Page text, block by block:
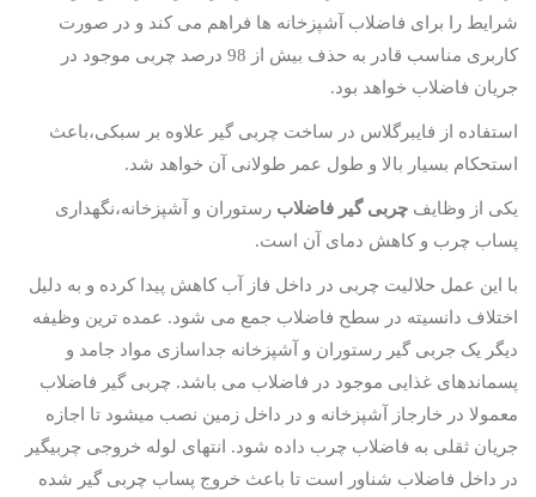
شرایط را برای فاضلاب آشپزخانه ها فراهم می کند و در صورت
کاربری مناسب قادر به حذف بیش از 98 درصد چربی موجود در
جریان فاضلاب خواهد بود.
استفاده از فایبرگلاس در ساخت چربی گیر علاوه بر سبکی،باعث
استحکام بسیار بالا و طول عمر طولانی آن خواهد شد.
یکی از وظایف چربی گیر فاضلاب رستوران و آشپزخانه،نگهداری
پساب چرب و کاهش دمای آن است.
با این عمل حلالیت چربی در داخل فاز آب کاهش پیدا کرده و به دلیل
اختلاف دانسیته در سطح فاضلاب جمع می شود. عمده ترین وظیفه
دیگر یک جربی گیر رستوران و آشپزخانه جداسازی مواد جامد و
پسماندهای غذایی موجود در فاضلاب می باشد. چربی گیر فاضلاب
معمولا در خارجاز آشپزخانه و در داخل زمین نصب میشود تا اجازه
جریان ثقلی به فاضلاب چرب داده شود. انتهای لوله خروجی چربیگیر
در داخل فاضلاب شناور است تا باعث خروج پساب چربی گیر شده